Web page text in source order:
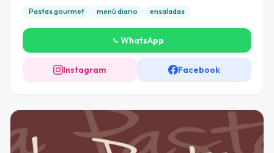
Pastas gourmet
menú diario ensaladas
WhatsApp
Instagram Facebook